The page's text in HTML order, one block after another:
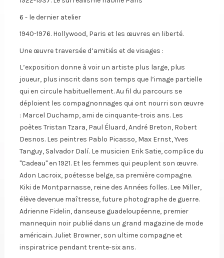
6 - le dernier atelier
1940-1976. Hollywood, Paris et les œuvres en liberté.
Une œuvre traversée d’amitiés et de visages :
L’exposition donne à voir un artiste plus large, plus
joueur, plus inscrit dans son temps que l’image partielle
qui en circule habituellement. Au fil du parcours se
déploient les compagnonnages qui ont nourri son œuvre
: Marcel Duchamp, ami de cinquante-trois ans. Les
poètes Tristan Tzara, Paul Éluard, André Breton, Robert
Desnos. Les peintres Pablo Picasso, Max Ernst, Yves
Tanguy, Salvador Dalí. Le musicien Erik Satie, complice du
"Cadeau" en 1921. Et les femmes qui peuplent son œuvre.
Adon Lacroix, poétesse belge, sa première compagne.
Kiki de Montparnasse, reine des Années folles. Lee Miller,
élève devenue maîtresse, future photographe de guerre.
Adrienne Fidelin, danseuse guadeloupéenne, premier
mannequin noir publié dans un grand magazine de mode
américain. Juliet Browner, son ultime compagne et
inspiratrice pendant trente-six ans.